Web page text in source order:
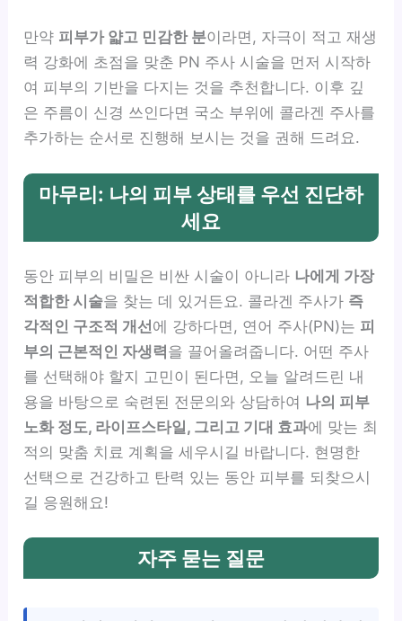
만약 피부가 얇고 민감한 분이라면, 자극이 적고 재생
력 강화에 초점을 맞춘 PN 주사 시술을 먼저 시작하
여 피부의 기반을 다지는 것을 추천합니다. 이후 깊
은 주름이 신경 쓰인다면 국소 부위에 콜라겐 주사를
추가하는 순서로 진행해 보시는 것을 권해 드려요.
마무리: 나의 피부 상태를 우선 진단하
세요
동안 피부의 비밀은 비싼 시술이 아니라 나에게 가장
적합한 시술을 찾는 데 있거든요. 콜라겐 주사가 즉
각적인 구조적 개선에 강하다면, 연어 주사(PN)는 피
부의 근본적인 자생력을 끌어올려줍니다. 어떤 주사
를 선택해야 할지 고민이 된다면, 오늘 알려드린 내
용을 바탕으로 숙련된 전문의와 상담하여 나의 피부
노화 정도, 라이프스타일, 그리고 기대 효과에 맞는 최
적의 맞춤 치료 계획을 세우시길 바랍니다. 현명한
선택으로 건강하고 탄력 있는 동안 피부를 되찾으시
길 응원해요!
자주 묻는 질문